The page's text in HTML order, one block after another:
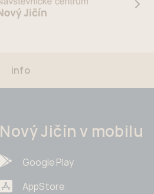
info
Nový Jičín v mobilu
Google Play
AppStore